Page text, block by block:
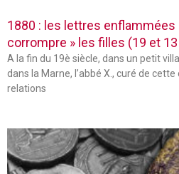
1880 : les lettres enflammées
corrompre » les filles (19 et
A la fin du 19è siècle, dans un petit
dans la Marne, l’abbé X., curé de
relations